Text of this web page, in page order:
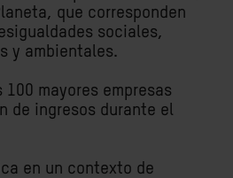
que corresponden
sociales,
y ambientales.
mayores empresas
de ingresos durante el
en un contexto de